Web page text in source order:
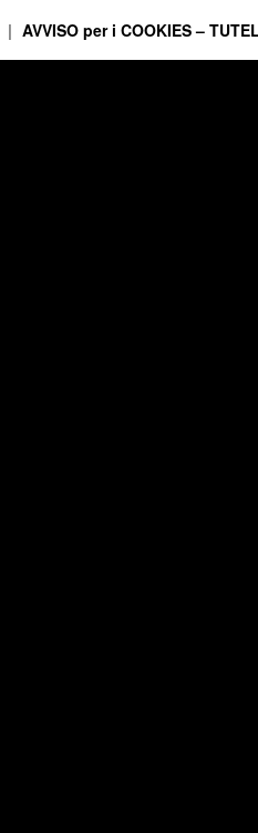
AVVISO per i COOKIES –